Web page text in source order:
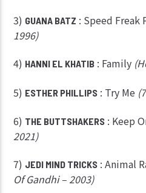
3) GUANA BATZ : Speed Freak
1996)
4) HANNI EL KHATIB : Family
5) ESTHER PHILLIPS : Try Me
6) THE BUTTSHAKERS : Keep
2021)
7) JEDI MIND TRICKS : Animal
Of Gandhi – 2003)